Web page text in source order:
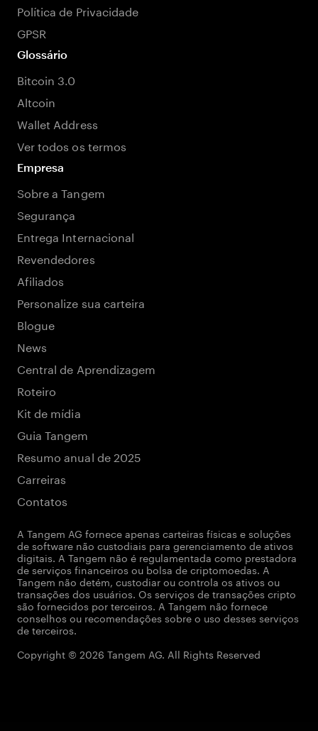
Política de Privacidade
GPSR
Glossário
Bitcoin 3.0
Altcoin
Wallet Address
Ver todos os termos
Empresa
Sobre a Tangem
Segurança
Entrega Internacional
Revendedores
Afiliados
Personalize sua carteira
Blogue
News
Central de Aprendizagem
Roteiro
Kit de mídia
Guia Tangem
Resumo anual de 2025
Carreiras
Contatos
A Tangem AG fornece apenas carteiras físicas e soluções
de software não custodiais para gerenciamento de ativos
digitais. A Tangem não é regulamentada como prestadora
de serviços financeiros ou bolsa de criptomoedas. A
Tangem não detém, custodiar ou controla os ativos ou
transações dos usuários. Os serviços de transações cripto
são fornecidos por terceiros. A Tangem não fornece
conselhos ou recomendações sobre o uso desses serviços
de terceiros.